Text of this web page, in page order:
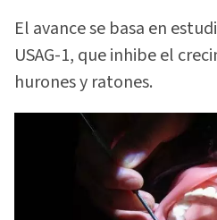
El avance se basa en
USAG-1, que inhibe el
hurones y ratones.